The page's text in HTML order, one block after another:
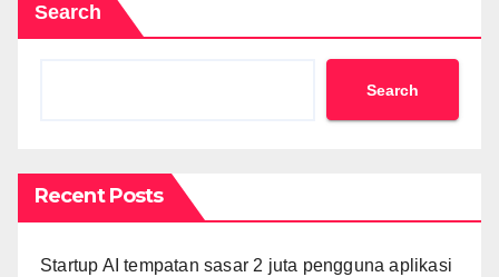
Search
Search
Recent Posts
Startup AI tempatan sasar 2 juta pengguna aplikasi